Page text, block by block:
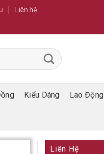
Liên hệ
Kiểu Dáng Lao Động
Liên Hệ